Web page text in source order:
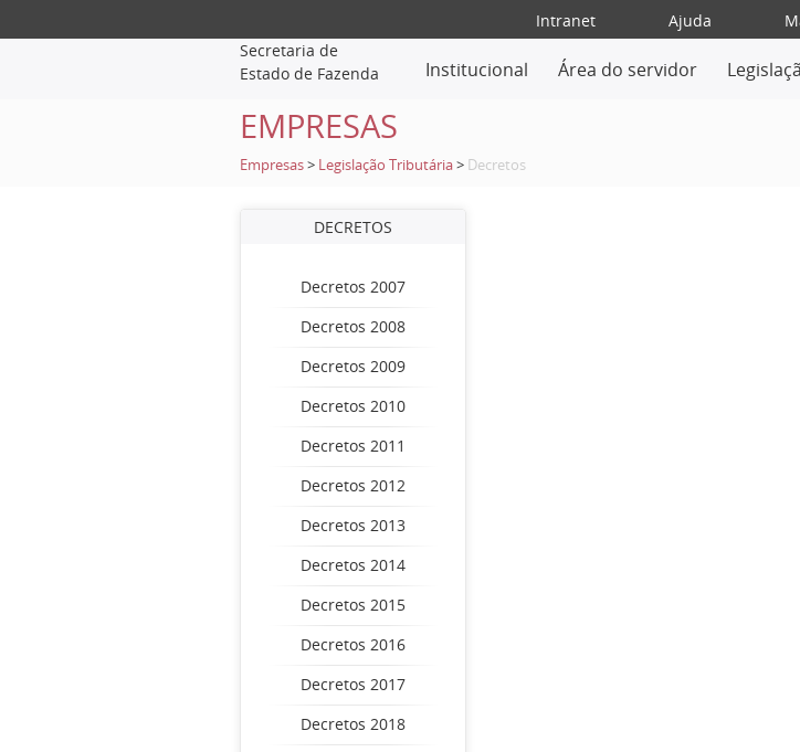
Intranet Ajuda
Secretaria de
Estado de Fazenda
Institucional Área do servidor
EMPRESAS
Empresas > Legislação Tributária > Decretos
DECRETOS
Decretos 2007
Decretos 2008
Decretos 2009
Decretos 2010
Decretos 2011
Decretos 2012
Decretos 2013
Decretos 2014
Decretos 2015
Decretos 2016
Decretos 2017
Decretos 2018